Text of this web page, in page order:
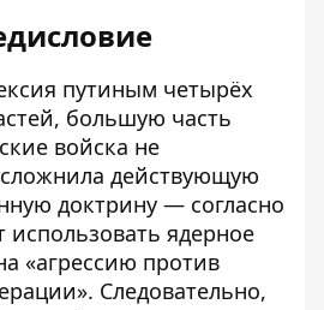
путиным четырёх
большую часть
войска не
действующую
доктрину — согласно
ядерное
«агрессию против
Следовательно,